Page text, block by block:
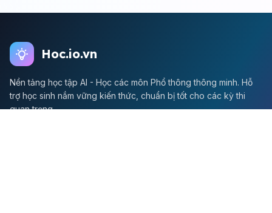
Hoc.io.vn
Nền tảng học tập AI - Học các môn Phổ thông thông minh. Hỗ
trợ học sinh nắm vững kiến thức, chuẩn bị tốt cho các kỳ thi
quan trọng.